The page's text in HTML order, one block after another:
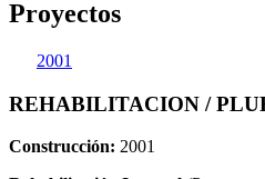
Proyectos
2001
REHABILITACION /
Construcción: 2001